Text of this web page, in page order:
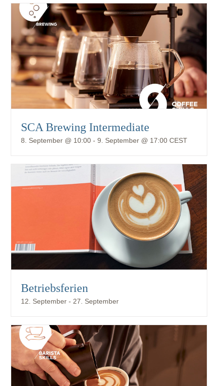
SCA Brewing Intermediate
8. September @ 10:00 -9. September @ 17:00 CEST
Betriebsferien
12. September - 27. September